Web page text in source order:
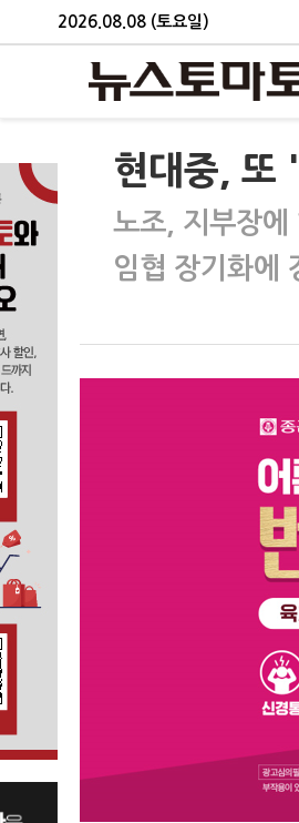
2026.08.08 (토요일)
현대중, 또
노조, 지부장에
임협 장기화에